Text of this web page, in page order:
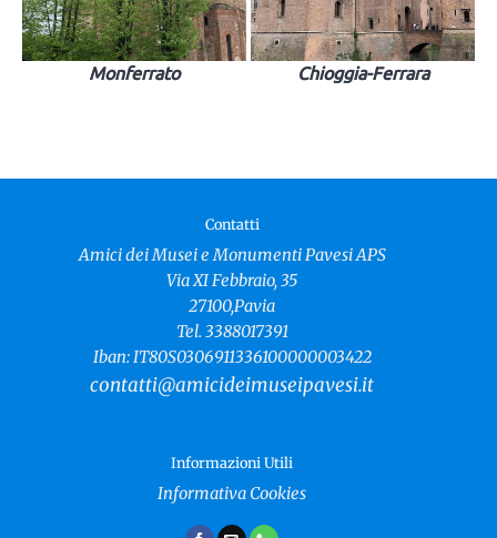
Monferrato Chioggia-Ferrara
Contatti
Amici dei Musei e Monumenti Pavesi APS
Via XI Febbraio, 35
27100,Pavia
Tel. 3388017391
Iban: IT80S0306911336100000003422
contatti@amicideimuseipavesi.it
Informazioni Utili
Informativa Cookies